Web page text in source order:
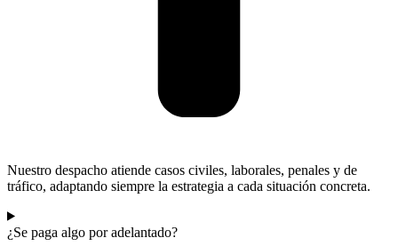
Nuestro despacho atiende casos civiles, laborales, penales y de
tráfico, adaptando siempre la estrategia a cada situación concreta.
¿Se paga algo por adelantado?